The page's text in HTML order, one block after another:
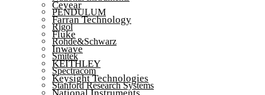
PENDULUM
Rigol
Rohde&Schwarz
Smitek
Spectracom
Stanford Research Systems
Ceyear
Farran Technology
Fluke
Inwave
KEITHLEY
Keysight Technologies